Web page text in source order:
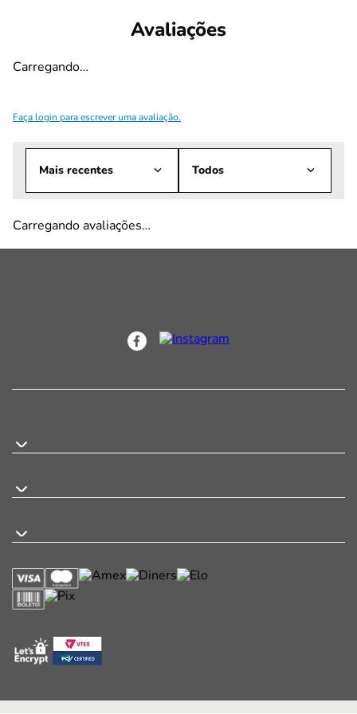
Avaliações
Carregando…
Faça login para escrever uma avaliação.
Mais recentes Todos
Carregando avaliações…